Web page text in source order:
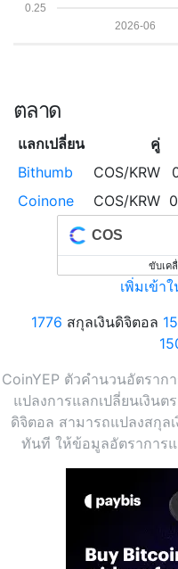
0.25
2026-06
ตลาด
แลกเปลี่ยน คู่
Bithumb
COS/KRW
Coinone
COS/KRW
COS
ขับเค
เพิ่มเข้า
1776 สกุลเงินดิจิตอล
CoinYEP ตัวคำนวนอัตราก
แปลงการแลกเปลี่ยนเงินต
ดิจิตอล สามารถแปลงสกุล
ทันที ให้ข้อมูลอัตราการแ